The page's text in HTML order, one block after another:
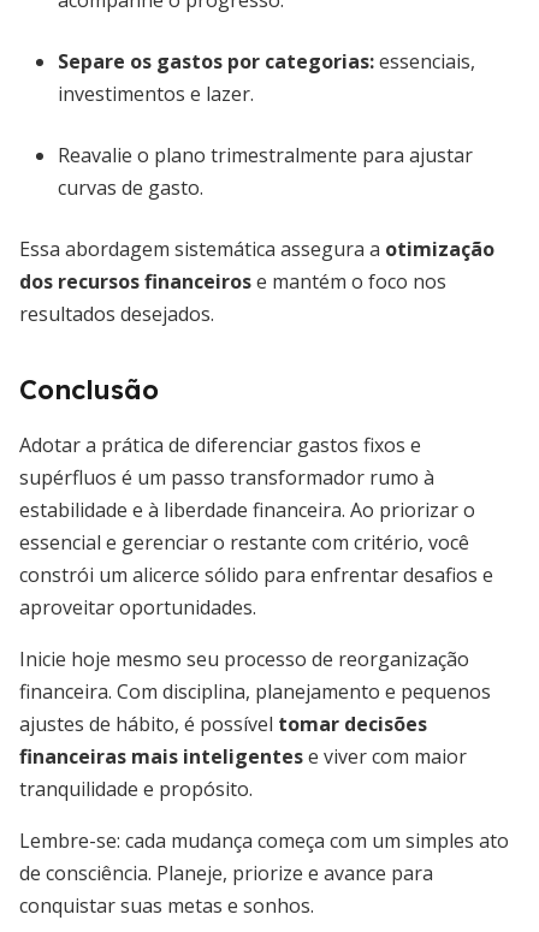
Separe os gastos por categorias:essenciais,
investimentos e lazer.
Reavalie o plano trimestralmente para ajustar
curvas de gasto.
Essa abordagem sistemática assegura a otimização
dos recursos financeirose mantém o foco nos
resultados desejados.
Conclusão
Adotar a prática de diferenciar gastos fixos e
supérfluos é um passo transformador rumo à
estabilidade e à liberdade financeira. Ao priorizar o
essencial e gerenciar o restante com critério, você
constrói um alicerce sólido para enfrentar desafios e
aproveitar oportunidades.
Inicie hoje mesmo seu processo de reorganização
financeira. Com disciplina, planejamento e pequenos
ajustes de hábito, é possível tomar decisões
financeiras mais inteligentese viver com maior
tranquilidade e propósito.
Lembre-se: cada mudança começa com um simples ato
de consciência. Planeje, priorize e avance para
conquistar suas metas e sonhos.